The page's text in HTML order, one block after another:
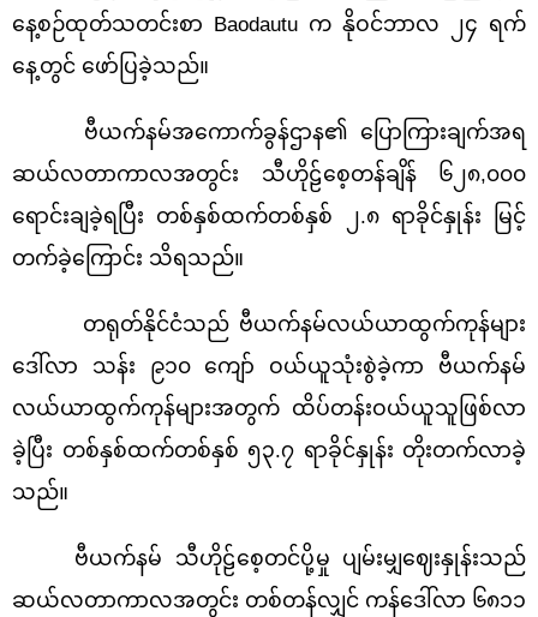
နေ့စဉ်ထုတ်သတင်းစာ Baodautu က နိုဝင်ဘာလ ၂၄ ရက်
နေ့တွင် ဖော်ပြခဲ့သည်။
ဗီယက်နမ်အကောက်ခွန်ဌာန၏ ပြောကြားချက်အရ
ဆယ်လတာကာလအတွင်း သီဟိုဠ်စေ့တန်ချိန် ၆၂၈,၀၀၀
ရောင်းချခဲ့ရပြီး တစ်နှစ်ထက်တစ်နှစ် ၂.၈ ရာခိုင်နှုန်း မြင့်
တက်ခဲ့ကြောင်း သိရသည်။
တရုတ်နိုင်ငံသည် ဗီယက်နမ်လယ်ယာထွက်ကုန်များ
ဒေါ်လာ သန်း ၉၁၀ ကျော် ဝယ်ယူသုံးစွဲခဲ့ကာ ဗီယက်နမ်
လယ်ယာထွက်ကုန်များအတွက် ထိပ်တန်းဝယ်ယူသူဖြစ်လာ
ခဲ့ပြီး တစ်နှစ်ထက်တစ်နှစ် ၅၃.၇ ရာခိုင်နှုန်း တိုးတက်လာခဲ့
သည်။
ဗီယက်နမ် သီဟိုဠ်စေ့တင်ပို့မှု ပျမ်းမျှဈေးနှုန်းသည်
ဆယ်လတာကာလအတွင်း တစ်တန်လျှင် ကန်ဒေါ်လာ ၆၈၁၁